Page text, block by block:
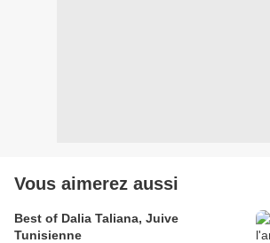
Vous aimerez aussi
Best of Dalia Taliana, Juive
Tunisienne